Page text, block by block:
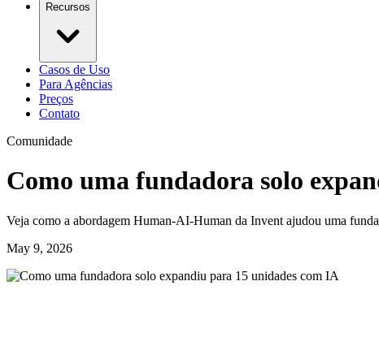
Recursos
Casos de Uso
Para Agências
Preços
Contato
Comunidade
Como uma fundadora solo
Veja como a abordagem Human‑AI‑Human da Invent ajudou uma
May 9, 2026